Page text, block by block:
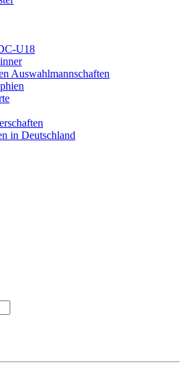
U18
Auswahlmannschaften
in Deutschland